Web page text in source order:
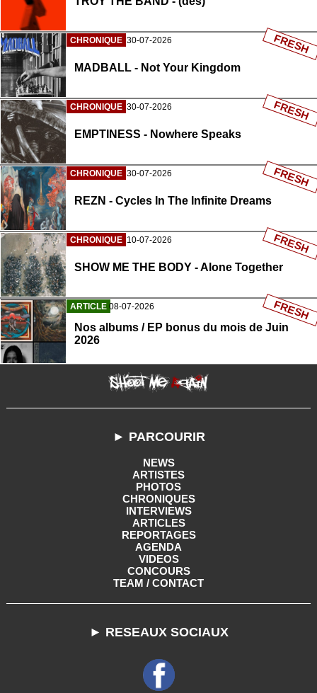
CHRONIQUE 30-07-2026
MADBALL - Not Your Kingdom
FRESH
CHRONIQUE 30-07-2026
EMPTINESS - Nowhere Speaks
FRESH
CHRONIQUE 30-07-2026
REZN - Cycles In The Infinite Dreams
FRESH
CHRONIQUE 10-07-2026
SHOW ME THE BODY - Alone Together
FRESH
ARTICLE 08-07-2026
Nos albums / EP bonus du mois de Juin
2026
FRESH
► PARCOURIR
NEWS
ARTISTES
PHOTOS
CHRONIQUES
INTERVIEWS
ARTICLES
REPORTAGES
AGENDA
VIDEOS
CONCOURS
TEAM / CONTACT
► RESEAUX SOCIAUX